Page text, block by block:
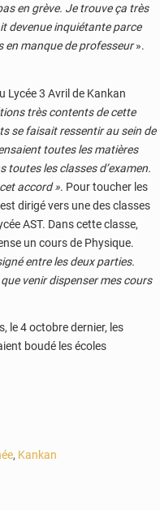
en grève. Je trouve ça très
devenue inquiétante parce
en manque de professeur».
Lycée 3 Avril de Kankan
très contents de cette
se faisait ressentir au sein de
toutes les matières
toutes les classes d’examen.
accord ». Pour toucher les
dirigé vers une des classes
AST. Dans cette classe,
un cours de Physique.
entre les deux parties.
venir dispenser mes cours
le 4 octobre dernier, les
boudé les écoles
, Kankan